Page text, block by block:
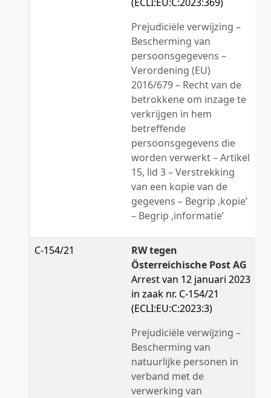
Prejudiciële verwijzing –
Bescherming van
persoonsgegevens –
Verordening (EU)
2016/679 – Recht van de
betrokkene om inzage te
verkrijgen in hem
betreffende
persoonsgegevens die
worden verwerkt – Artikel
15, lid 3 – Verstrekking
van een kopie van de
gegevens – Begrip ‚kopie’
– Begrip ‚informatie’
C-154/21
RW tegen
Österreichische Post AG
Arrest van 12 januari 2023
in zaak nr. C-154/21
(ECLI:EU:C:2023:3)
Prejudiciële verwijzing –
Bescherming van
natuurlijke personen in
verband met de
verwerking van